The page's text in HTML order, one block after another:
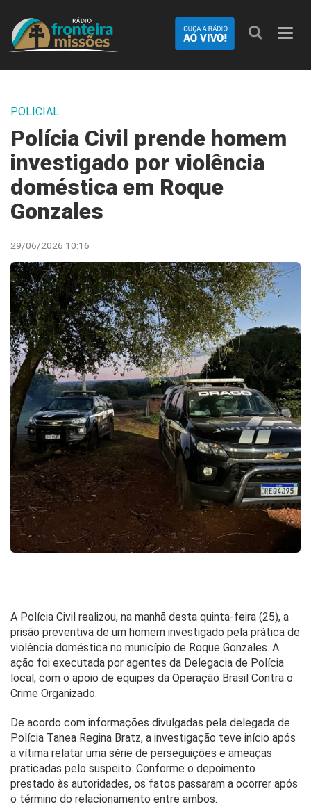
POLICIAL
Polícia Civil prende homem
investigado por violência
doméstica em Roque
Gonzales
29/06/2026 10:16
A Polícia Civil realizou, na manhã desta quinta-feira (25), a
prisão preventiva de um homem investigado pela prática de
violência doméstica no município de Roque Gonzales. A
ação foi executada por agentes da Delegacia de Polícia
local, com o apoio de equipes da Operação Brasil Contra o
Crime Organizado.
De acordo com informações divulgadas pela delegada de
Polícia Tanea Regina Bratz, a investigação teve início após
a vítima relatar uma série de perseguições e ameaças
praticadas pelo suspeito. Conforme o depoimento
prestado às autoridades, os fatos passaram a ocorrer após
o término do relacionamento entre ambos.